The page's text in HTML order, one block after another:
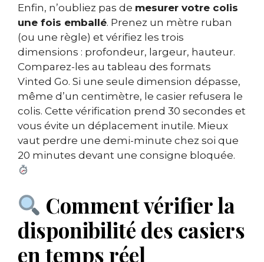
Enfin, n’oubliez pas de mesurer votre colis
une fois emballé. Prenez un mètre ruban
(ou une règle) et vérifiez les trois
dimensions : profondeur, largeur, hauteur.
Comparez-les au tableau des formats
Vinted Go. Si une seule dimension dépasse,
même d’un centimètre, le casier refusera le
colis. Cette vérification prend 30 secondes et
vous évite un déplacement inutile. Mieux
vaut perdre une demi-minute chez soi que
20 minutes devant une consigne bloquée.
Comment vérifier la
disponibilité des casiers
en temps réel